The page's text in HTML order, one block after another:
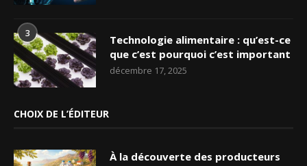
3
Technologie alimentaire : qu’est-ce
que c’est pourquoi c’est important
décembre 17, 2025
CHOIX DE L’ÉDITEUR
À la découverte des producteurs